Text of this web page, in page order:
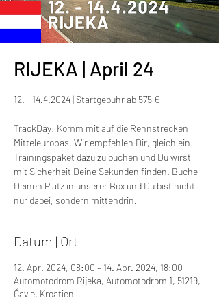
RIJEKA | April 24
12. - 14.4.2024 | Startgebühr ab 575 €
TrackDay: Komm mit auf die Rennstrecken
Mitteleuropas. Wir empfehlen Dir, gleich ein
Trainingspaket dazu zu buchen und Du wirst
mit Sicherheit Deine Sekunden finden. Buche
Deinen Platz in unserer Box und Du bist nicht
nur dabei, sondern mittendrin.
Datum | Ort
12. Apr. 2024, 08:00 – 14. Apr. 2024, 18:00
Automotodrom Rijeka, Automotodrom 1, 51219,
Čavle, Kroatien